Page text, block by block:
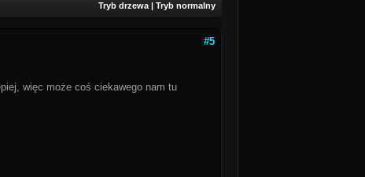
Tryb drzewa | Tryb normalny
#5
więc może coś ciekawego nam tu